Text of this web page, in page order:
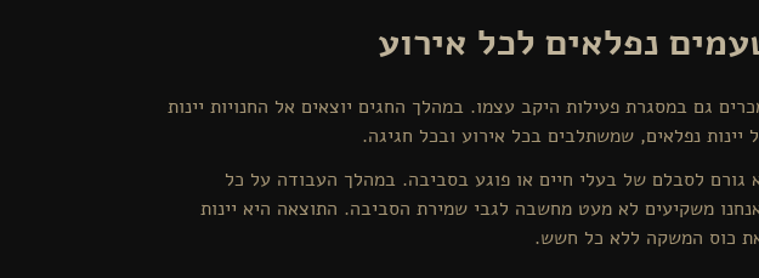
נפלאים לכל אירוע
גם במסגרת פעילות היקב עצמו. במהלך החגים יוצאים אל החנויות יינות
נפלאים, שמשתלבים בכל אירוע ובכל חגיגה.
גורם לסבלם של בעלי חיים או פוגע בסביבה. במהלך העבודה על כל
אנחנו משקיעים לא מעט מחשבה לגבי שמירת הסביבה. התוצאה היא יינות
את כוס המשקה ללא כל חשש.